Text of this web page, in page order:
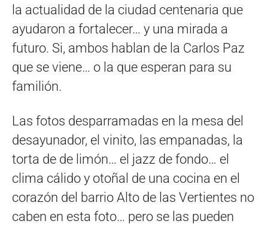
la actualidad de la ciudad centenaria que
ayudaron a fortalecer… y una mirada a
futuro. Si, ambos hablan de la Carlos Paz
que se viene… o la que esperan para su
familión.
Las fotos desparramadas en la mesa del
desayunador, el vinito, las empanadas, la
torta de de limón… el jazz de fondo… el
clima cálido y otoñal de una cocina en el
corazón del barrio Alto de las Vertientes no
caben en esta foto… pero se las pueden